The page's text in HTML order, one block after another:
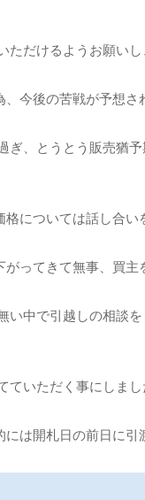
だけるようお願いし
今後の苦戦が予想さ
、とうとう販売猶予
については話し合い
ってきて無事、買主
中で引越しの相談
ていただく事にしまし
は開札日の前日に引